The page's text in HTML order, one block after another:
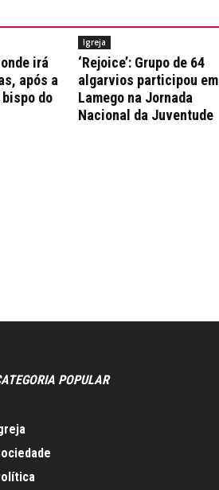
irá
após a
do
Igreja
‘Rejoice’: Grupo de 64
algarvios participou em
Lamego na Jornada
Nacional da Juventude
POPULAR